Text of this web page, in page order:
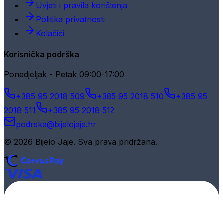
Uvjeti i pravila korištenja
Politika privatnosti
Kolačići
Korisnička podrška
Ponedjeljak - Petak 09:00-17:00
+385 95 2018 509 +385 95 2018 510
+385 95
2018 511
+385 95 2018 512
podrska@bijelojaje.hr
© 2026 Bijelo Jaje. Sva prava pridržana.